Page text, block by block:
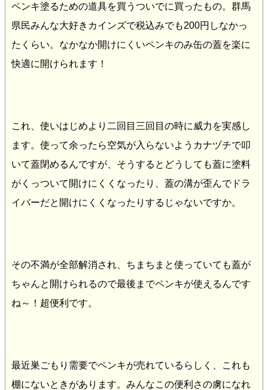
ペンキ塗るための道具を買うついでに買ったもの。群馬
県民みんな大好きカインズで税込みでも200円しなかっ
たくらい。なかなか開けにくいペンキのみ缶の蓋を楽に
快適に開けられます！
これ、使いはじめより二回目三回目の時に威力を実感し
ます。使って余ったら空気が入らないようカナヅチで叩
いて蓋閉めるんですが、そうするとどうしても蓋に塗料
がくっついて開けにくくなったり、蓋の溝が歪んでドラ
イバーだと開けにくくなったりするじゃないですか。
その不満が全部解消され、ちまちまと使っていても蓋が
ちゃんと開けられるので最後までペンキが使えるんです
ね～！超便利です。
最近巣ごもり需要でペンキが売れているらしく、これも
棚にないときがあります。みんなこの便利さの虜になれ